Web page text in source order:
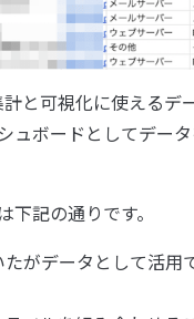
と可視化に使える
ュボードとしてデー
記の通りです。
がデータとして活